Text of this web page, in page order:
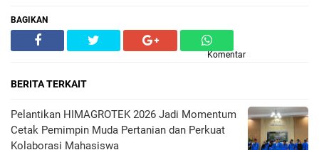
BAGIKAN
Komentar
BERITA TERKAIT
Pelantikan HIMAGROTEK 2026 Jadi Momentum
Cetak Pemimpin Muda Pertanian dan Perkuat
Kolaborasi Mahasiswa